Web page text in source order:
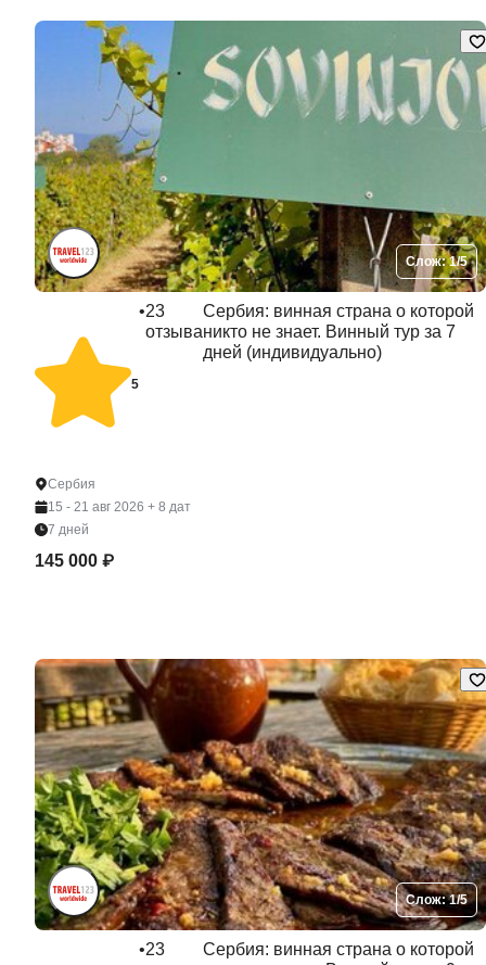
Слож: 1/5
5
•23
отзыва
Сербия: винная страна о которой
никто не знает. Винный тур за 7
дней (индивидуально)
Сербия
15 - 21 авг 2026 + 8 дат
7 дней
145 000 ₽
Слож: 1/5
•23
Сербия: винная страна о которой